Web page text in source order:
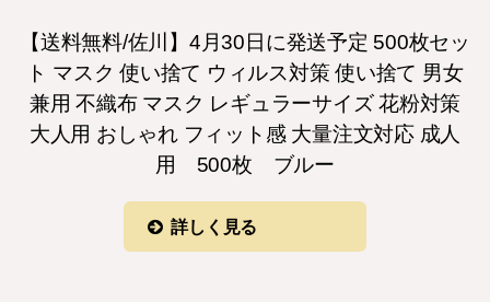
【送料無料/佐川】4月30日に発送予定 500枚セッ
ト マスク 使い捨て ウィルス対策 使い捨て 男女
兼用 不織布 マスク レギュラーサイズ 花粉対策
大人用 おしゃれ フィット感 大量注文対応 成人
用 500枚 ブルー
詳しく見る